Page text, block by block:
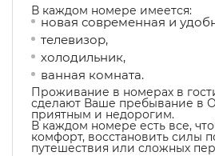
В каждом номере имеется:
новая современная и
телевизор,
холодильник,
ванная комната.
Проживание в номерах в
сделают Ваше пребывание в
приятным и недорогим.
В каждом номере есть все,
комфорт, восстановить силы
путешествия или сложных